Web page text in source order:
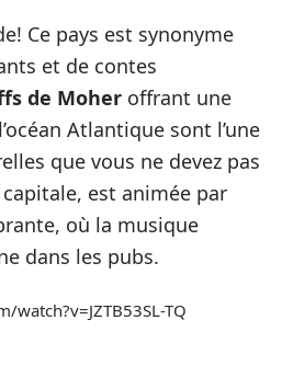
Ce pays est synonyme
et de contes
de Moher offrant une
Atlantique sont l’une
que vous ne devez pas
est animée par
où la musique
dans les pubs.
TQ